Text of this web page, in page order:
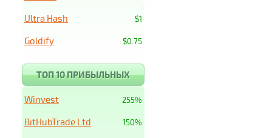
$1
Ultra Hash
$0.75
Goldify
ТОП 10 ПРИБЫЛЬНЫХ
255%
Winvest
150%
BitHubTrade Ltd